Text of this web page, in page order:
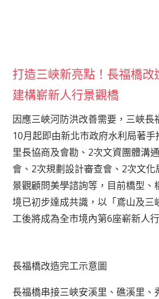
打造三峽新亮點！長福橋改
建構嶄新人行景觀橋
因應三峽河防洪改善需要，三峽長
10月起即由新北市政府水利局著
里長協商及會勘、2次文資團體溝
會、2次規劃設計審查會、2次文
景觀顧問美學諮詢等，目前橋型、
境已初步達成共識，以「鳶山及三
工後將成為全市境內第6座嶄新人
長福橋改造完工示意圖
長福橋串接三峽安溪里、礁溪里、